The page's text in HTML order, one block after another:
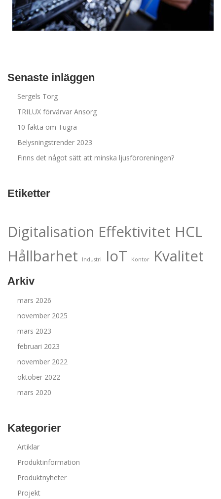
Senaste inläggen
Sergels Torg
TRILUX förvärvar Ansorg
10 fakta om Tugra
Belysningstrender 2023
Finns det något sätt att minska ljusföroreningen?
Etiketter
Digitalisation Effektivitet HCL
Hållbarhet
Industri IoT Kontor Kvalitet
Arkiv
mars 2026
november 2025
mars 2023
februari 2023
november 2022
oktober 2022
mars 2020
Kategorier
Artiklar
Produktinformation
Produktnyheter
Projekt